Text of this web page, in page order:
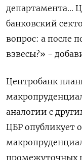
департамента...
банковский
вопрос: а после
взвесы?» -
Центробанк
аналогии с
ЦБР опубликует
промежуточных